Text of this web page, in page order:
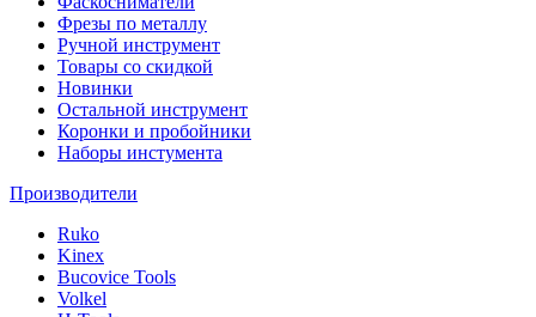
Фрезы по металлу
Ручной инструмент
Товары со скидкой
Новинки
Остальной инструмент
Коронки и пробойники
Наборы инстумента
Производители
Ruko
Kinex
Bucovice Tools
Volkel